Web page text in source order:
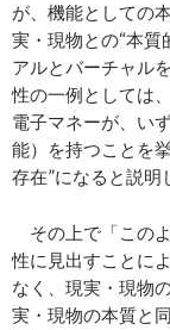
が、機能としての
実・現物との“本質
アルとバーチャル
性の一例としては
電子マネーが、い
能）を持つことを
存在”になると説明
その上で「この
性に見出すことに
なく、現実・現物
実・現物の本質と